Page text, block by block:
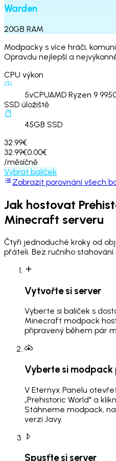
Warden
20GB RAM
Modpacky s více hráči,
Opravdu nejlepší a
CPU výkon
5vCPUAMD Ryzen 9
SSD úložiště
45GB SSD
32.99€
32.99€0.00€
/měsíčně
Vybrat balíček
Zobrazit porovnání všech
Jak hostovat
Minecraft serveru
Čtyři jednoduché kroky od
přáteli. Bez ručního stahování
Vytvořte si server
Vyberte si balíček s
Minecraft modpack
připravený během pár
Vyberte si
V Eternyx Panelu
„Prehistoric World" a
Stáhneme modpack,
verzi Javy.
Spusťte si server